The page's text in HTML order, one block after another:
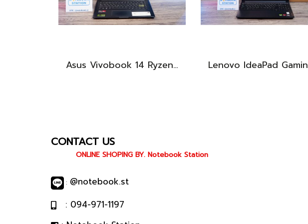
Asus Vivobook 14 Ryzen3-3250U Ram4 SSD512 จอ14นิ้ว FHD สเปคทำงานทั่วไป ดีไซน์สวยทำจากวัสดุดี น้ำหนักเบา ราคาเพียง 5,990.-
CONTACT US
ONLINE SHOPING BY. Notebook Station
: @notebook.st
: 094-971-1197